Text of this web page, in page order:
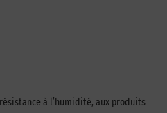
à l’humidité, aux produits